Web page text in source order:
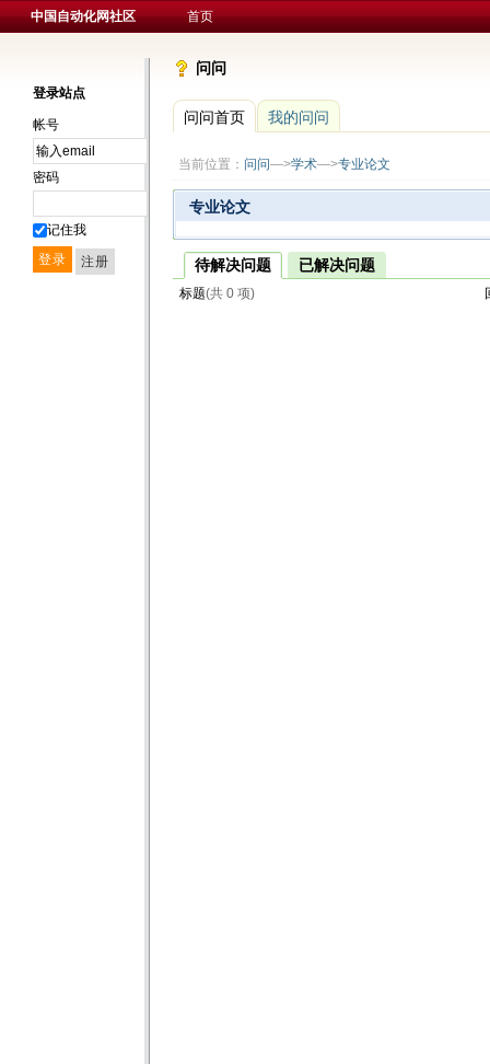
中国自动化网社区 首页
登录站点
帐号
密码
记住我
问问
问问首页 我的问问
当前位置： 问问—>学术—>专业论文
专业论文
待解决问题 已解决问题
标题(共 0 项)